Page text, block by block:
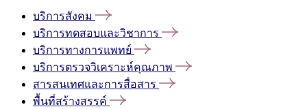
บริการสังคม
บริการทดสอบและวิชาการ
บริการทางการแพทย์
บริการตรวจวิเคราะห์คุณภาพ
สารสนเทศและการสื่อสาร
พื้นที่สร้างสรรค์